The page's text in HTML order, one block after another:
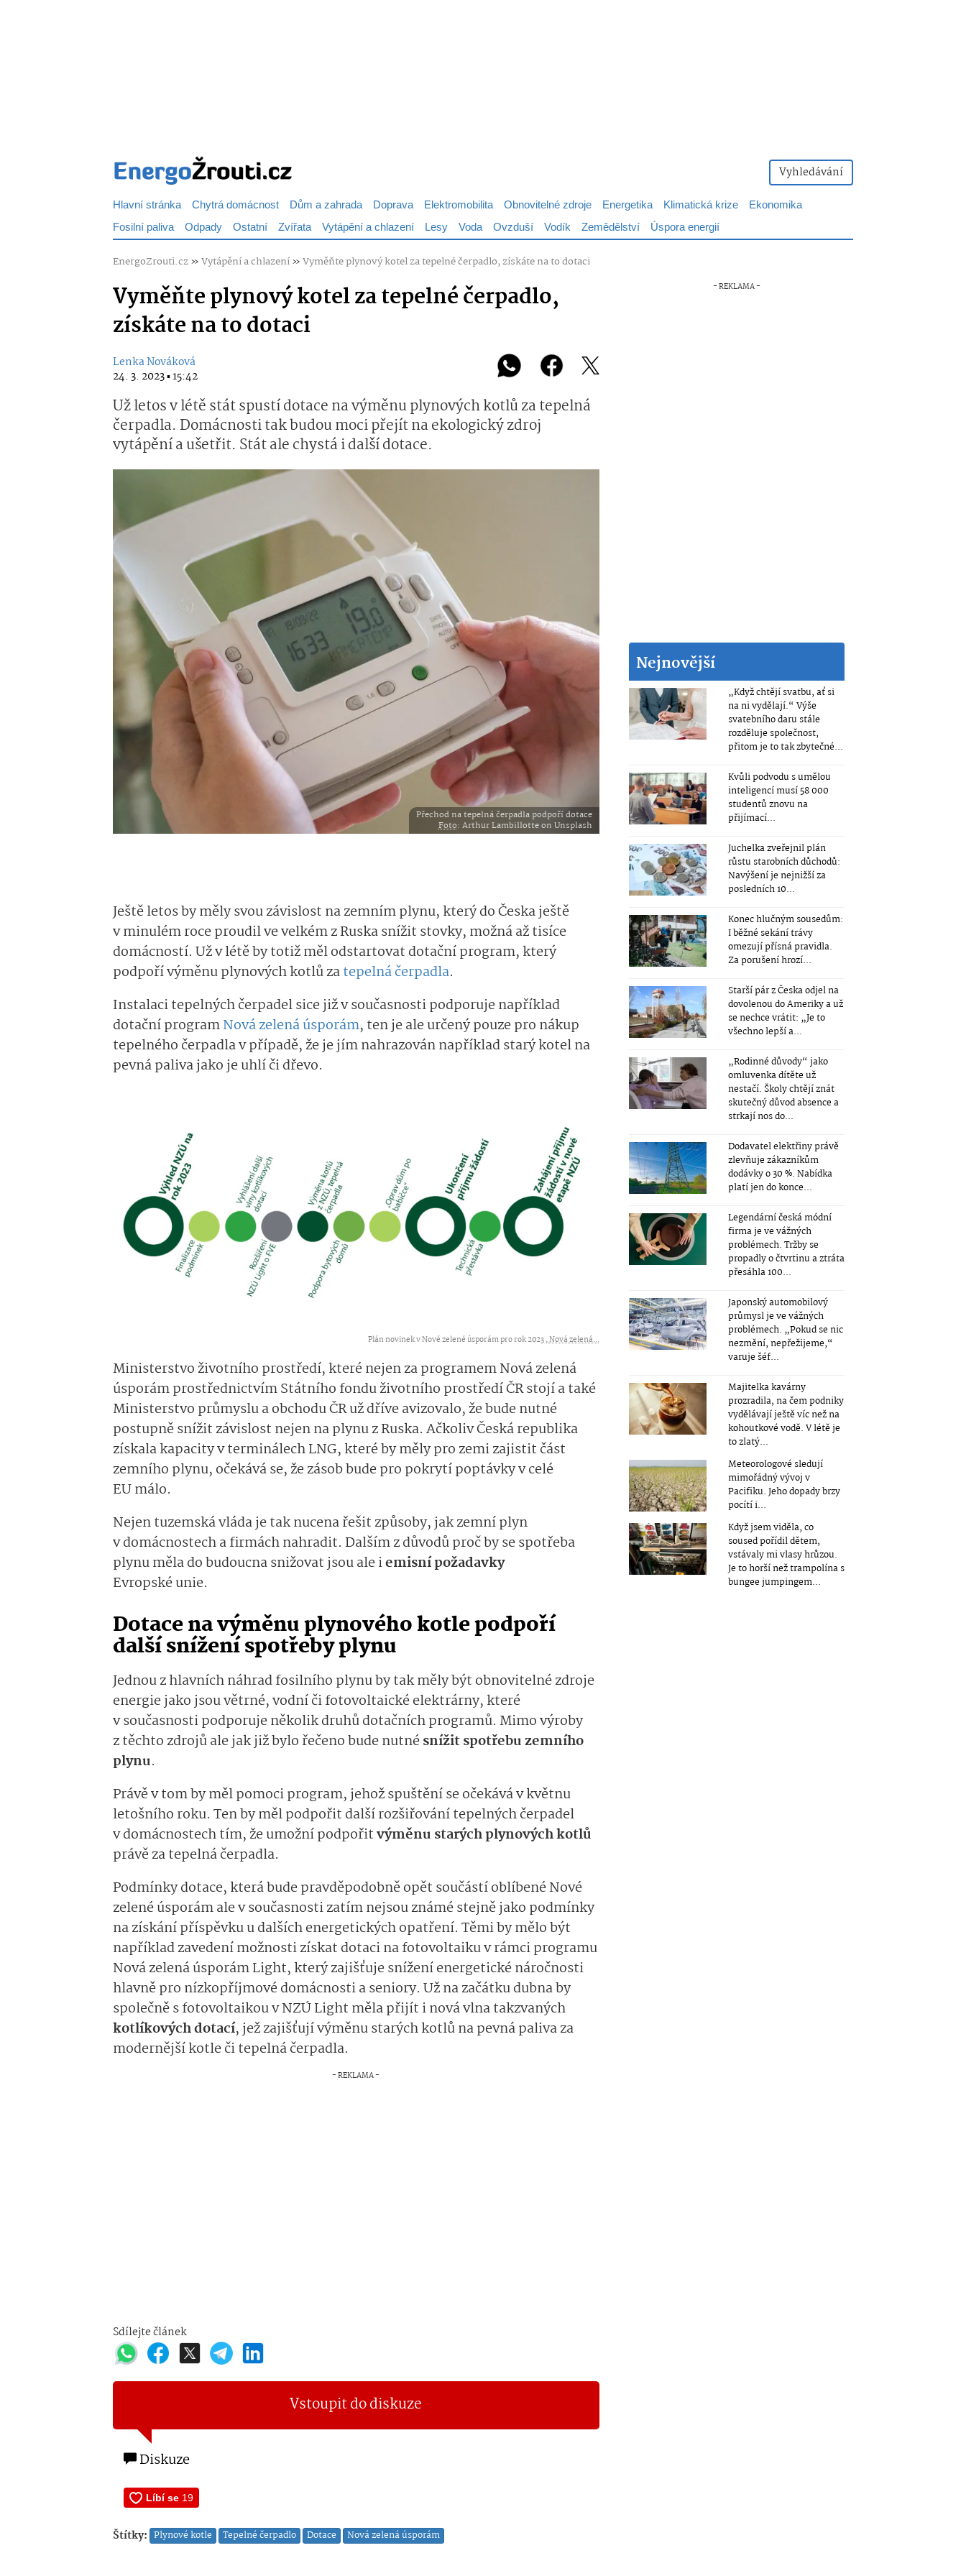
Vyhledávání
Hlavní stránka Chytrá domácnost Dům a zahrada Doprava Elektromobilita Obnovitelné zdroje Energetika Klimatická krize
Ekonomika
Fosilní paliva Odpady Ostatní Zvířata Vytápění a chlazení Lesy Voda Ovzduší Vodík Zemědělství Úspora energií
EnergoZrouti.cz»Vytápění a chlazení»Vyměňte plynový kotel za tepelné čerpadlo, získáte na to dotaci
Vyměňte plynový kotel za tepelné čerpadlo,
získáte na to dotaci
Lenka Nováková
24. 3. 2023 ▪ 15:42
Už letos v létě stát spustí dotace na výměnu plynových kotlů za tepelná
čerpadla. Domácnosti tak budou moci přejít na ekologický zdroj
vytápění a ušetřit. Stát ale chystá i další dotace.
Přechod na tepelná čerpadla podpoří dotace
Foto: Arthur Lambillotte on Unsplash
Ještě letos by měly svou závislost na zemním plynu, který do Česka ještě
v minulém roce proudil ve velkém z Ruska snížit stovky, možná až tisíce
domácností. Už v létě by totiž měl odstartovat dotační program, který
podpoří výměnu plynových kotlů zatepelná čerpadla.
Instalaci tepelných čerpadel sice již v současnosti podporuje například
dotační programNová zelená úsporám, ten je ale určený pouze pro nákup
tepelného čerpadla v případě, že je jím nahrazován například starý kotel na
pevná paliva jako je uhlí či dřevo.
Plán novinek v Nové zelené úsporám pro rok 2023 ,Nová zelená...
Ministerstvo životního prostředí, které nejen za programem Nová zelená
úsporám prostřednictvím Státního fondu životního prostředí ČR stojí a také
Ministerstvo průmyslu a obchodu ČR už dříve avizovalo, že bude nutné
postupně snížit závislost nejen na plynu z Ruska. Ačkoliv Česká republika
získala kapacity v terminálech LNG, které by měly pro zemi zajistit část
zemního plynu, očekává se, že zásob bude pro pokrytí poptávky v celé
EU málo.
Nejen tuzemská vláda je tak nucena řešit způsoby, jak zemní plyn
v domácnostech a firmách nahradit. Dalším z důvodů proč by se spotřeba
plynu měla do budoucna snižovat jsou ale iemisní požadavky
Evropské unie.
Dotace na výměnu plynového kotle podpoří
další snížení spotřeby plynu
Jednou z hlavních náhrad fosilního plynu by tak měly být obnovitelné zdroje
energie jako jsou větrné, vodní či fotovoltaické elektrárny, které
v současnosti podporuje několik druhů dotačních programů. Mimo výroby
z těchto zdrojů ale jak již bylo řečeno bude nutnésnížit spotřebu zemního
plynu.
Právě v tom by měl pomoci program, jehož spuštění se očekává v květnu
letošního roku. Ten by měl podpořit další rozšiřování tepelných čerpadel
v domácnostech tím, že umožní podpořitvýměnu starých plynových kotlů
právě za tepelná čerpadla.
Podmínky dotace, která bude pravděpodobně opět součástí oblíbené Nové
zelené úsporám ale v současnosti zatím nejsou známé stejně jako podmínky
na získání příspěvku u dalších energetických opatření. Těmi by mělo být
například zavedení možnosti získat dotaci na fotovoltaiku v rámci programu
Nová zelená úsporám Light, který zajišťuje snížení energetické náročnosti
hlavně pro nízkopříjmové domácnosti a seniory. Už na začátku dubna by
společně s fotovoltaikou v NZÚ Light měla přijít i nová vlna takzvaných
kotlíkových dotací, jež zajišťují výměnu starých kotlů na pevná paliva za
modernější kotle či tepelná čerpadla.
Sdílejte článek
Vstoupit do diskuze
Diskuze
Štítky: Plynové kotle Tepelné čerpadlo Dotace Nová zelená úsporám
Nejnovější
„Když chtějí svatbu, ať si
na ni vydělají.“ Výše
svatebního daru stále
rozděluje společnost,
přitom je to tak zbytečné...
Kvůli podvodu s umělou
inteligencí musí 58 000
studentů znovu na
přijímací...
Juchelka zveřejnil plán
růstu starobních důchodů:
Navýšení je nejnižší za
posledních 10...
Konec hlučným sousedům:
I běžné sekání trávy
omezují přísná pravidla.
Za porušení hrozí...
Starší pár z Česka odjel na
dovolenou do Ameriky a už
se nechce vrátit: „Je to
všechno lepší a...
„Rodinné důvody“ jako
omluvenka dítěte už
nestačí. Školy chtějí znát
skutečný důvod absence a
strkají nos do...
Dodavatel elektřiny právě
zlevňuje zákazníkům
dodávky o 30 %. Nabídka
platí jen do konce...
Legendární česká módní
firma je ve vážných
problémech. Tržby se
propadly o čtvrtinu a ztráta
přesáhla 100...
Japonský automobilový
průmysl je ve vážných
problémech. „Pokud se nic
nezmění, nepřežijeme,“
varuje šéf...
Majitelka kavárny
prozradila, na čem podniky
vydělávají ještě víc než na
kohoutkové vodě. V létě je
to zlatý...
Meteorologové sledují
mimořádný vývoj v
Pacifiku. Jeho dopady brzy
pocítí i...
Když jsem viděla, co
soused pořídil dětem,
vstávaly mi vlasy hrůzou.
Je to horší než trampolína s
bungee jumpingem...